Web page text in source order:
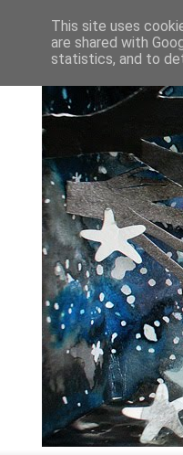
This site uses
are shared with
statistics, and to